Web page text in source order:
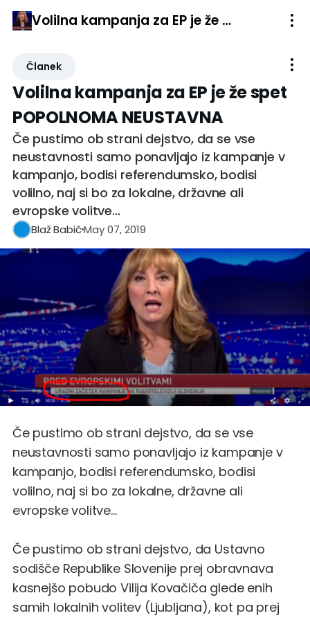
Volilna kampanja za EP je že spet POPOLNOMA NEUSTAVNA
Članek
Volilna kampanja za EP je že spet
POPOLNOMA NEUSTAVNA
Če pustimo ob strani dejstvo, da se vse
neustavnosti samo ponavljajo iz kampanje v
kampanjo, bodisi referendumsko, bodisi
volilno, naj si bo za lokalne, državne ali
evropske volitve...
Blaž BabičMay 07, 2019
Če pustimo ob strani dejstvo, da se vse
neustavnosti samo ponavljajo iz kampanje v
kampanjo, bodisi referendumsko, bodisi
volilno, naj si bo za lokalne, državne ali
evropske volitve...
Če pustimo ob strani dejstvo, da Ustavno
sodišče Republike Slovenije prej obravnava
kasnejšo pobudo Vilija Kovačiča glede enih
samih lokalnih volitev (Ljubljana), kot pa prej